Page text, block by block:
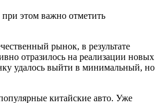
этом важно отметить
рынок, в результате
отразилось на реализации новых
удалось выйти в минимальный, но
китайские авто. Уже